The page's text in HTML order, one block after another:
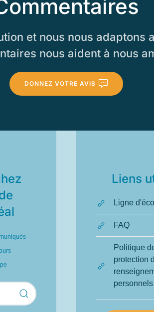
et nous nous adaptons
nous aident à nous
DONNEZ VOTRE AVIS
Liens
Ligne
FAQ
Politique
protection
personnels